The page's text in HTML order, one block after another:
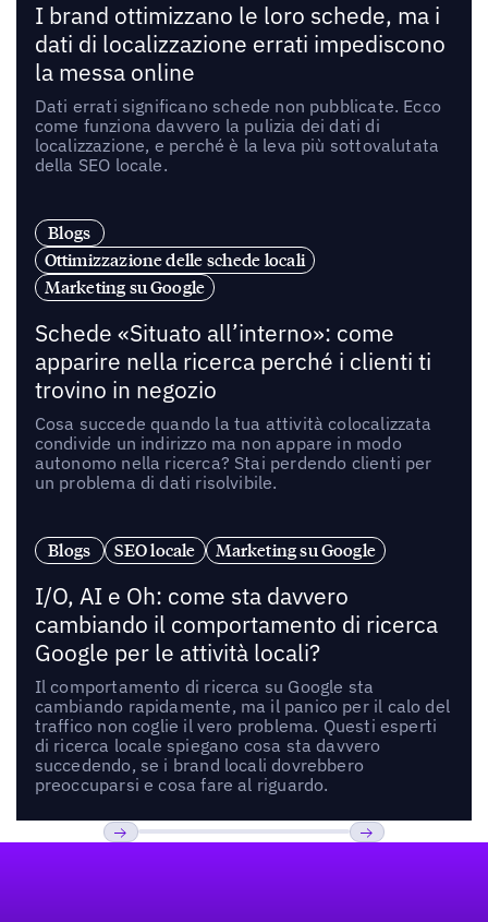
I brand ottimizzano le loro schede, ma i
dati di localizzazione errati impediscono
la messa online
Dati errati significano schede non pubblicate. Ecco
come funziona davvero la pulizia dei dati di
localizzazione, e perché è la leva più sottovalutata
della SEO locale.
Blogs
Ottimizzazione delle schede locali
Marketing su Google
Schede «Situato all’interno»: come
apparire nella ricerca perché i clienti ti
trovino in negozio
Cosa succede quando la tua attività colocalizzata
condivide un indirizzo ma non appare in modo
autonomo nella ricerca? Stai perdendo clienti per
un problema di dati risolvibile.
Blogs SEO locale Marketing su Google
I/O, AI e Oh: come sta davvero
cambiando il comportamento di ricerca
Google per le attività locali?
Il comportamento di ricerca su Google sta
cambiando rapidamente, ma il panico per il calo del
traffico non coglie il vero problema. Questi esperti
di ricerca locale spiegano cosa sta davvero
succedendo, se i brand locali dovrebbero
preoccuparsi e cosa fare al riguardo.